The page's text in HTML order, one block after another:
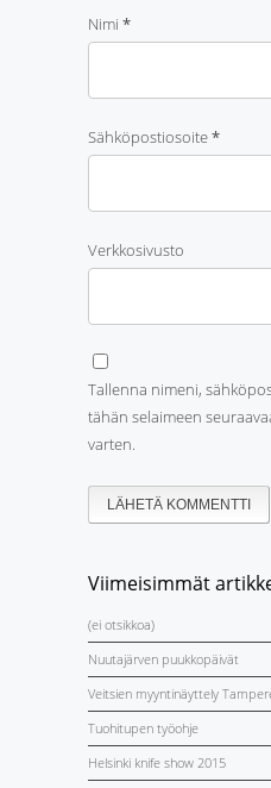
Nimi *
Sähköpostiosoite*
Verkkosivusto
Tallenna nimeni,
tähän selaimeen
varten.
Viimeisimmät
(ei otsikkoa)
Nuutajärven puukkopäivät
Veitsien myyntinäyttely
Tuohitupen työohje
Helsinki knife show 2015